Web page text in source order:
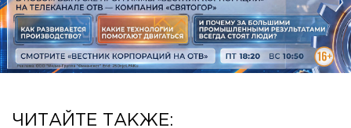
ЧИТАЙТЕ ТАКЖЕ: